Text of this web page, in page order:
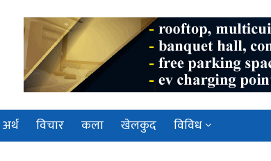
अर्थ विचार कला खेलकुद विविध